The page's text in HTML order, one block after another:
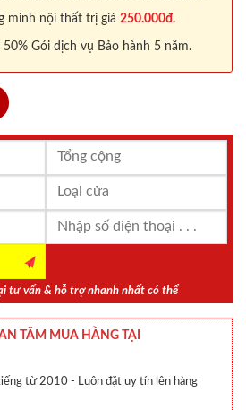
minh nội thất trị giá 250.000đ.
Gói dịch vụ Bảo hành 5 năm.
tư vấn & hỗ trợ nhanh nhất có thể
TÂM MUA HÀNG TẠI
từ 2010 - Luôn đặt uy tín lên hàng